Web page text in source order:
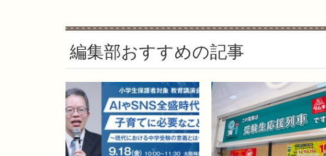
編集部おすすめの記事